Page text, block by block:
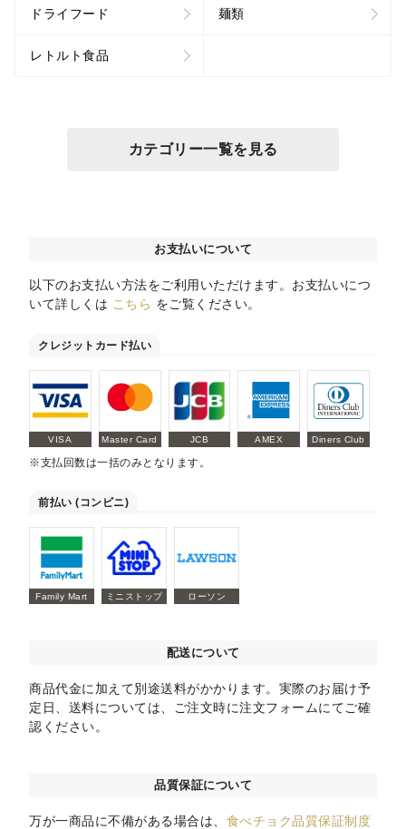
ドライフード 麺類
レトルト食品
カテゴリー一覧を見る
お支払いについて
以下のお支払い方法をご利用いただけます。お支払いにつ
いて詳しくは こちら をご覧ください。
クレジットカード払い
VISA Master Card JCB AMEX Diners Club
※支払回数は一括のみとなります。
前払い (コンビニ)
Family Mart ミニストップ ローソン
配送について
商品代金に加えて別途送料がかかります。実際のお届け予
定日、送料については、ご注文時に注文フォームにてご確
認ください。
品質保証について
万が一商品に不備がある場合は、 食べチョク品質保証制度